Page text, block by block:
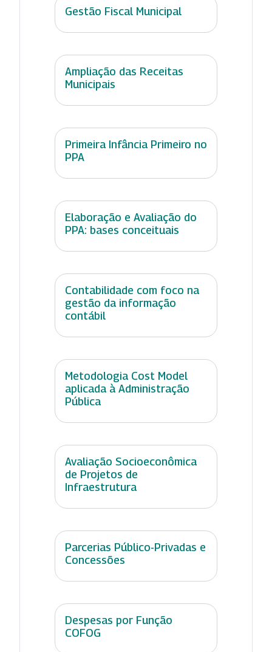
Gestão Fiscal Municipal
Ampliação das Receitas
Municipais
Primeira Infância Primeiro no
PPA
Elaboração e Avaliação do
PPA: bases conceituais
Contabilidade com foco na
gestão da informação
contábil
Metodologia Cost Model
aplicada à Administração
Pública
Avaliação Socioeconômica
de Projetos de
Infraestrutura
Parcerias Público-Privadas e
Concessões
Despesas por Função
COFOG